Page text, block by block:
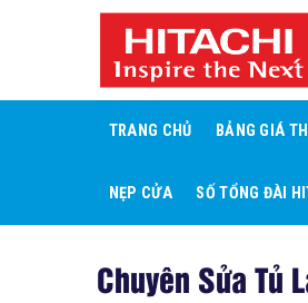
TRANG CHỦ BẢNG GIÁ
NẸP CỬA SỐ TỔNG ĐÀI
Chuyên Sửa Tủ